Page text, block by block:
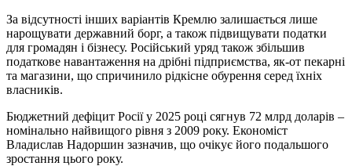
За відсутності інших варіантів Кремлю залишається лише
нарощувати державний борг, а також підвищувати податки
для громадян і бізнесу. Російський уряд також збільшив
податкове навантаження на дрібні підприємства, як-от пекарні
та магазини, що спричинило рідкісне обурення серед їхніх
власників.
Бюджетний дефіцит Росії у 2025 році сягнув 72 млрд доларів –
номінально найвищого рівня з 2009 року. Економіст
Владислав Надоршин зазначив, що очікує його подальшого
зростання цього року.